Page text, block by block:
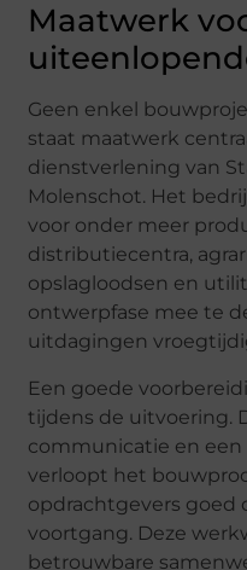
Maatwerk
Geen enkel
staat maatwerk
dienstverlening van
Molenschot. Het
voor onder meer
distributiecentra,
opslagloodsen en
ontwerpfase mee te
uitdagingen
Een goede
tijdens de uitvoering.
communicatie en
verloopt het
opdrachtgevers goed
voortgang. Deze
betrouwbare